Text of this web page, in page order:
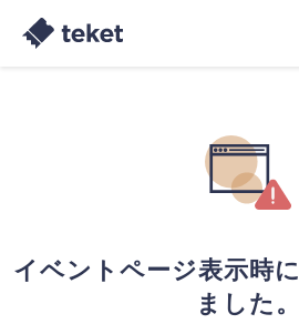
イベントページ表示時
ました。